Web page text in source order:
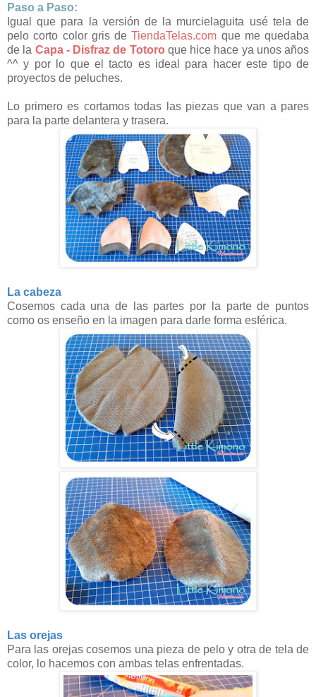
Paso a Paso:
Igual que para la versión de la murcielaguita usé tela de
pelo corto color gris deTiendaTelas.com que me quedaba
de la Capa - Disfraz de Totoro que hice hace ya unos años
^^ y por lo que el tacto es ideal para hacer este tipo de
proyectos de peluches.
Lo primero es cortamos todas las piezas que van a pares
para la parte delantera y trasera.
La cabeza
Cosemos cada una de las partes por la parte de puntos
como os enseño en la imagen para darle forma esférica.
Las orejas
Para las orejas cosemos una pieza de pelo y otra de tela de
color, lo hacemos con ambas telas enfrentadas.